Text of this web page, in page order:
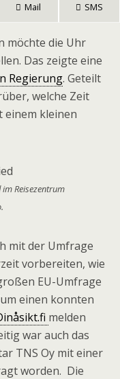
Mail SMS
möchte die Uhr
Das zeigte eine
Regierung. Geteilt
welche Zeit
einem kleinen
Reisezentrum
mit der Umfrage
vorbereiten, wie
EU-Umfrage
einen konnten
melden
war auch das
TNS Oy mit einer
worden. Die